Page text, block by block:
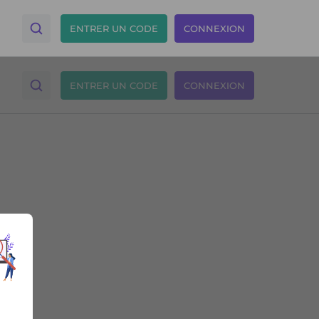
ENTRER UN CODE CONNEXION